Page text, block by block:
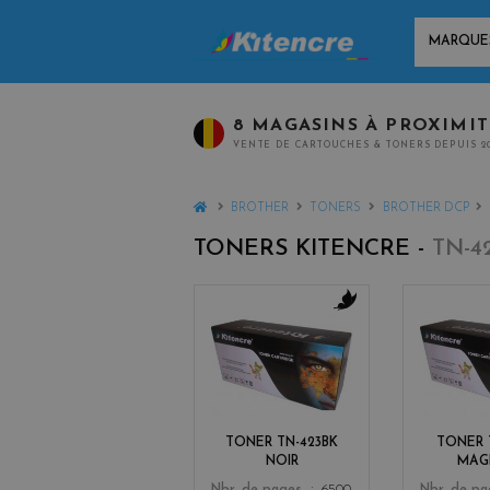
8 MAGASINS À
VENTE DE CARTOUCHES & TONERS DEPUIS
HOMEBROTHER TONERS BROTHER DCP
TONERS KITENCRE - TN-
TONER TN-423BK
NOIR
l
a
c
k
TONER